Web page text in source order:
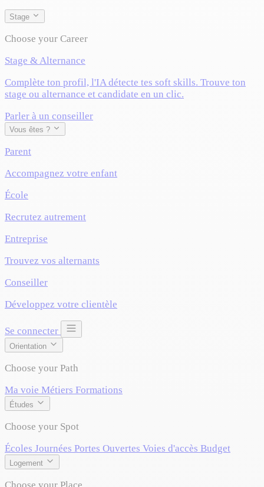
Stage
Choose your Career
Stage & Alternance
Complète ton profil, l'IA détecte tes soft skills. Trouve ton
stage ou alternance et candidate en un clic.
Parler à un conseiller
Vous êtes ?
Parent
Accompagnez votre enfant
École
Recrutez autrement
Entreprise
Trouvez vos alternants
Conseiller
Développez votre clientèle
Se connecter
Orientation
Choose your Path
Ma voie Métiers Formations
Études
Choose your Spot
Écoles Journées Portes Ouvertes Voies d'accès Budget
Logement